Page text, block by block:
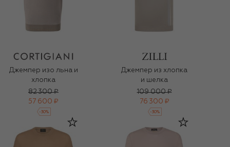
Джемпер изо льна и
хлопка
82 300 ₽
57 600 ₽
-30%
Джемпер из хлопка
и шелка
109 000 ₽
76 300 ₽
-30%